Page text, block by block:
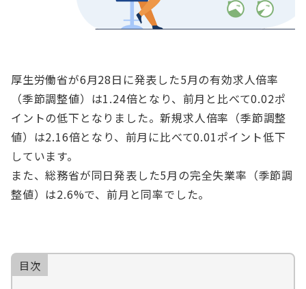
厚生労働省が6月28日に発表した5月の有効求人倍率
（季節調整値）は1.24倍となり、前月と比べて0.02ポ
イントの低下となりました。新規求人倍率（季節調整
値）は2.16倍となり、前月に比べて0.01ポイント低下
しています。
また、総務省が同日発表した5月の完全失業率（季節調
整値）は2.6%で、前月と同率でした。
目次